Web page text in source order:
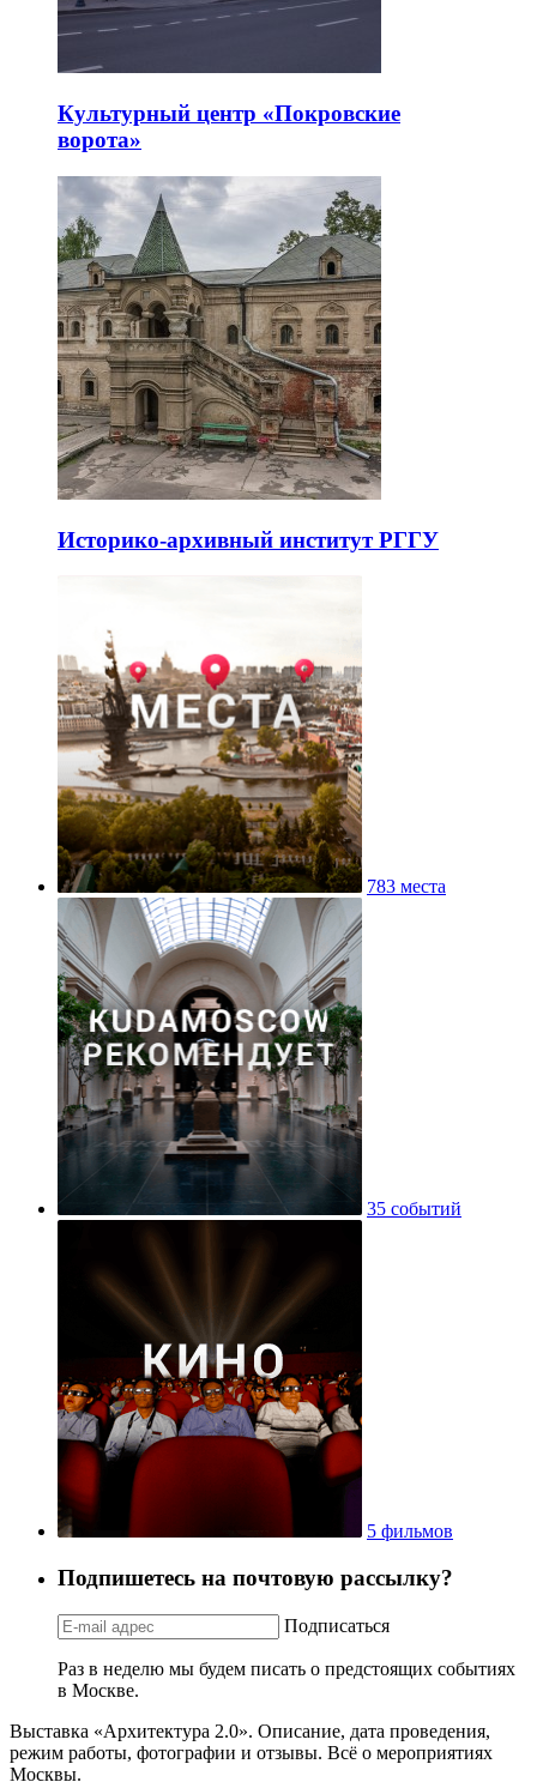
Культурный центр «Покровские
ворота»
Историко-архивный институт РГГУ
783 места
35 событий
5 фильмов
Подпишетесь на почтовую рассылку?
Подписаться
Раз в неделю мы будем писать о предстоящих событиях
в Москве.
Выставка «Архитектура 2.0». Описание, дата проведения,
режим работы, фотографии и отзывы. Всё о мероприятиях
Москвы.